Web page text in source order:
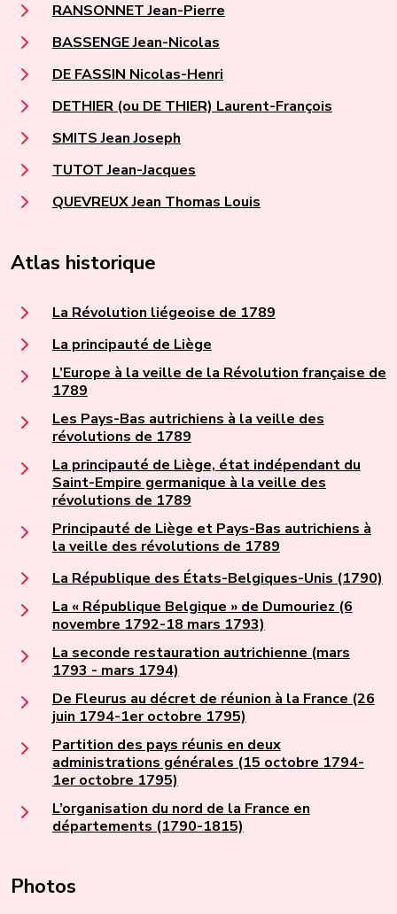
RANSONNET Jean-Pierre
BASSENGE Jean-Nicolas
DE FASSIN Nicolas-Henri
DETHIER (ou DE THIER) Laurent-François
SMITS Jean Joseph
TUTOT Jean-Jacques
QUEVREUX Jean Thomas Louis
Atlas historique
La Révolution liégeoise de 1789
La principauté de Liège
L’Europe à la veille de la Révolution française de
1789
Les Pays-Bas autrichiens à la veille des
révolutions de 1789
La principauté de Liège, état indépendant du
Saint-Empire germanique à la veille des
révolutions de 1789
Principauté de Liège et Pays-Bas autrichiens à
la veille des révolutions de 1789
La République des États-Belgiques-Unis (1790)
La « République Belgique » de Dumouriez (6
novembre 1792-18 mars 1793)
La seconde restauration autrichienne (mars
1793 - mars 1794)
De Fleurus au décret de réunion à la France (26
juin 1794-1er octobre 1795)
Partition des pays réunis en deux
administrations générales (15 octobre 1794-
1er octobre 1795)
L’organisation du nord de la France en
départements (1790-1815)
Photos